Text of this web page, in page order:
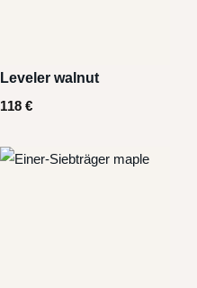
Leveler walnut
118 €